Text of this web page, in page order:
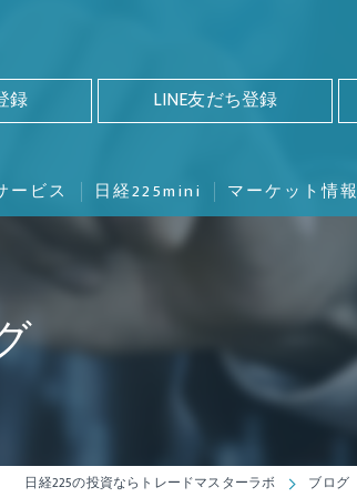
録 LINE友だち登録
ービス 日経225mini マーケット情報
TOPIX先物
日経平均株価
日経225の投資ならトレードマスターラボ ブログ